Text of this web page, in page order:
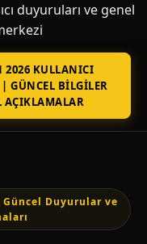
duyuruları ve genel
2026 KULLANICI
GÜNCEL BILGILER
AÇIKLAMALAR
Duyurular ve